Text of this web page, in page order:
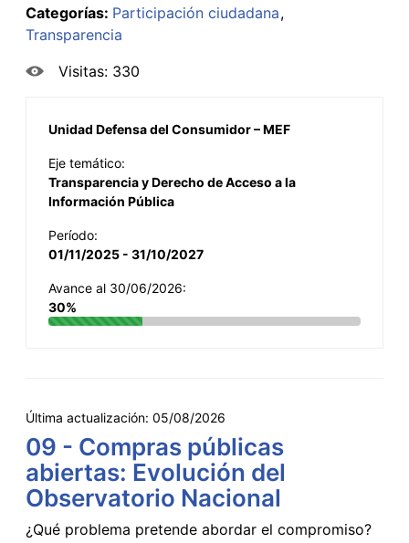
Categorías: Participación ciudadana
Transparencia
Visitas: 330
Unidad Defensa del Consumidor – MEF
Eje temático:
Transparencia y Derecho de Acceso a la
Información Pública
Período:
01/11/2025 - 31/10/2027
Avance al 30/06/2026:
30%
Última actualización: 05/08/2026
09 - Compras públicas
abiertas: Evolución del
Observatorio Nacional
¿Qué problema pretende abordar el compromiso?